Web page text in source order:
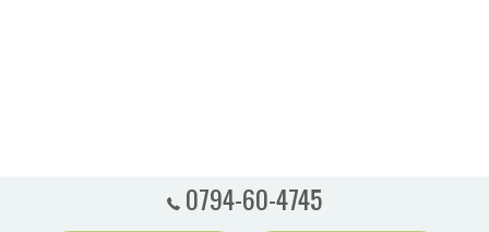
0794-60-4745